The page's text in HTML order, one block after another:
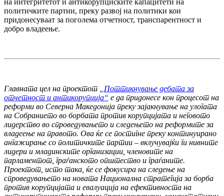
на интегритетот и антикорупциските капацитети на
политичките партии, преку развој на политики кои
придонесуваат за поголема отчетност, транспарентност и
добро владеење.
Главната цел на проектот
„Поттикнување дебата за
отчетност и антикорупција“ е да придонесе кон процесот на
реформи во Северна Македонија преку зајакнување на улогата
на Собранието во борбата против корупцијата и неговото
лидерство во спроведувањето и следењето на реформите за
владеење на правото. Ова ќе се постигне преку континуирано
ангажирање со политичките партии – вклучувајќи ги нивните
лидери и младинските организации, членовите на
парламентот, граѓанското општество и граѓаните.
Проектот, исто така, ќе се фокусира на следење на
спроведувањето на новата Национална стратегија за борба
против корупцијата и евалуација на ефективноста на